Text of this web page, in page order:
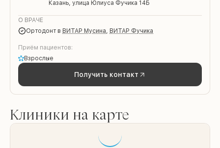
Казань, улица Юлиуса Фучика 14Б
О ВРАЧЕ
ортодонт в ВИТАР Мусина, ВИТАР Фучика
Приём пациентов:
Взрослые
Получить контакт
Клиники на карте